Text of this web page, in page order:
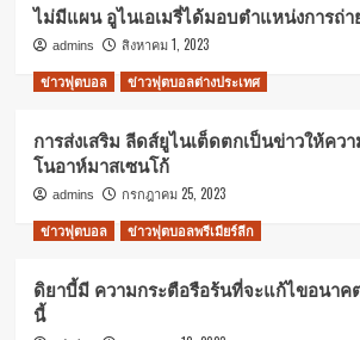
ไม่มีแผน อูไนเอเมรี่ได้มอบตำแหน่งการถ่
admins
สิงหาคม 1, 2023
ข่าวฟุตบอล
ข่าวฟุตบอลต่างประเทศ
การส่งเสริม ลีดส์ยูไนเต็ดตกเป็นข่าวให้คว
โนอาห์มาสเซนโก้
admins
กรกฎาคม 25, 2023
ข่าวฟุตบอล
ข่าวฟุตบอลพรีเมียร์ลีก
ดิยาบี้มี ความกระตือรือร้นที่จะแก้ไขอนาค
นี้